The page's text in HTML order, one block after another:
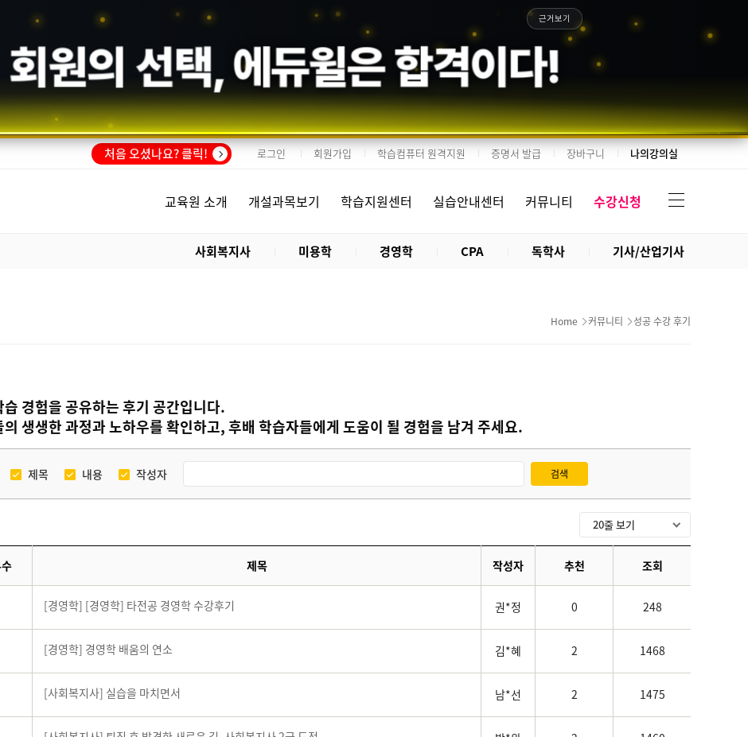
회원의 선택,에듀윌은 합격이다!
근거보기
처음 오셨나요? 클릭! 로그인 회원가입 학습컴퓨터 원격지원 증명서 발급 장바구니 나의강의실
교육원 소개 개설과목보기 학습지원센터 실습안내센터 커뮤니티 수강신청
사회복지사 미용학 경영학 CPA 독학사 기사/산업기사
Home 커뮤니티 성공 수강 후기
경험을 공유하는 후기 공간입니다.
생생한 과정과 노하우를 확인하고, 후배 학습자들에게 도움이 될 경험을 남겨 주세요.
제목 내용 작성자 검색
제목 작성자 추천 조회
[경영학] [경영학] 타전공 경영학 수강후기 권*정 0 248
[경영학] 경영학 배움의 연소 김*혜 2 1468
[사회복지사] 실습을 마치면서 남*선 2 1475